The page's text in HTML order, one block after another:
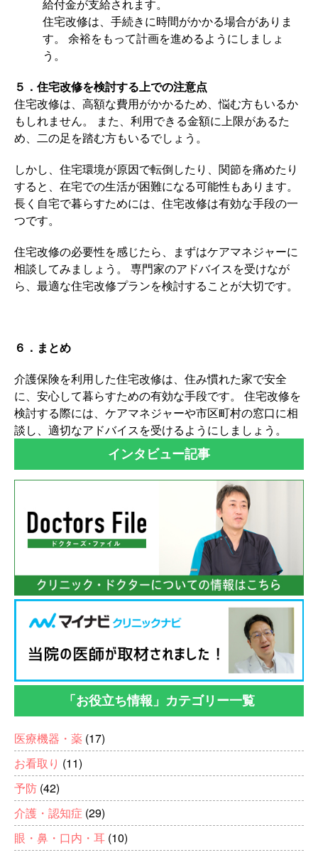
給付金が支給されます。
住宅改修は、手続きに時間がかかる場合がありま
す。 余裕をもって計画を進めるようにしましょ
う。
５．住宅改修を検討する上での注意点
住宅改修は、高額な費用がかかるため、悩む方もいるか
もしれません。 また、利用できる金額に上限があるた
め、二の足を踏む方もいるでしょう。
しかし、住宅環境が原因で転倒したり、関節を痛めたり
すると、在宅での生活が困難になる可能性もあります。
長く自宅で暮らすためには、住宅改修は有効な手段の一
つです。
住宅改修の必要性を感じたら、まずはケアマネジャーに
相談してみましょう。 専門家のアドバイスを受けなが
ら、最適な住宅改修プランを検討することが大切です。
６．まとめ
介護保険を利用した住宅改修は、住み慣れた家で安全
に、安心して暮らすための有効な手段です。 住宅改修を
検討する際には、ケアマネジャーや市区町村の窓口に相
談し、適切なアドバイスを受けるようにしましょう。
インタビュー記事
「お役立ち情報」カテゴリー一覧
医療機器・薬 (17)
お看取り (11)
予防 (42)
介護・認知症 (29)
眼・鼻・口内・耳 (10)